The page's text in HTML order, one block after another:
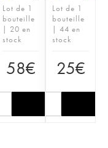
Lot de 1
bouteille
| 20 en
stock
58€
Lot de 1
bouteille
| 44 en
stock
25€